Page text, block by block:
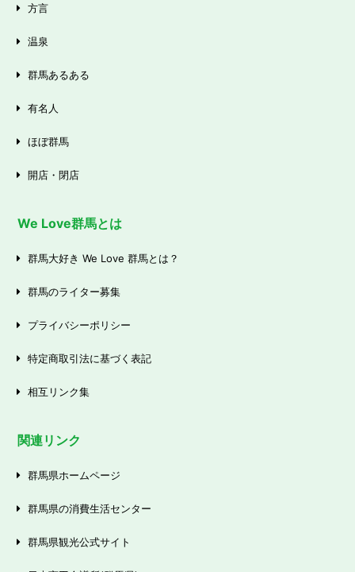
方言
温泉
群馬あるある
有名人
ほぼ群馬
開店・閉店
We Love群馬とは
群馬大好き We Love 群馬とは？
群馬のライター募集
プライバシーポリシー
特定商取引法に基づく表記
相互リンク集
関連リンク
群馬県ホームページ
群馬県の消費生活センター
群馬県観光公式サイト